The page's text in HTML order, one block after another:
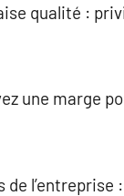
qualité :
une marge